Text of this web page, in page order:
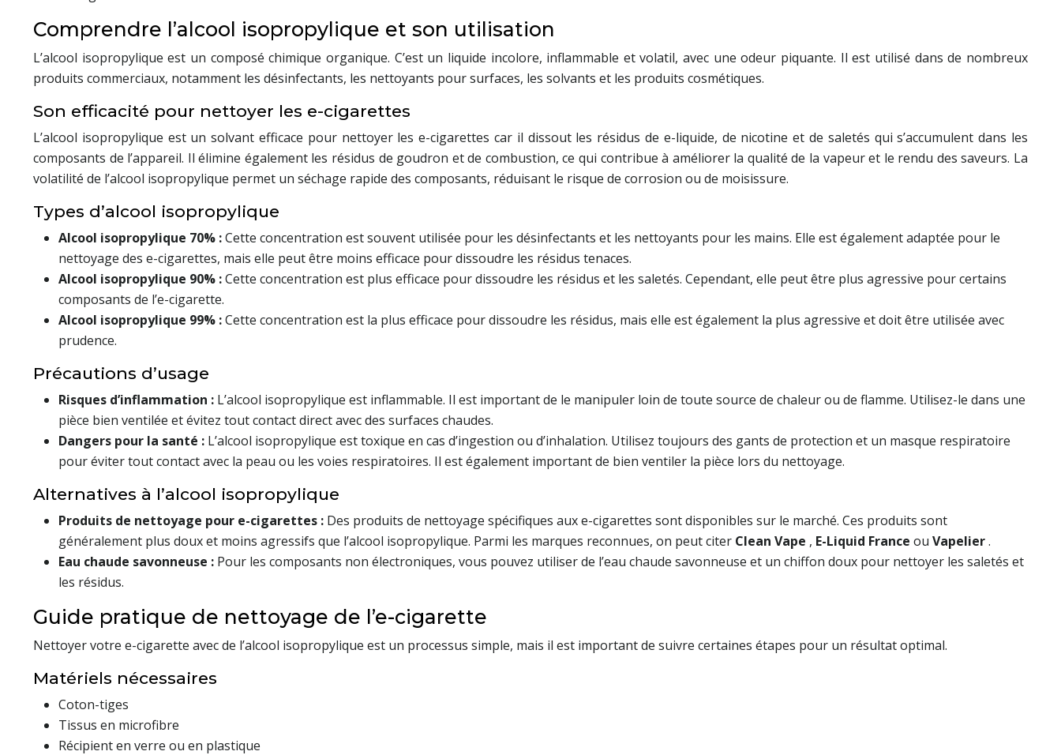
Comprendre l’alcool isopropylique et son utilisation
L’alcool isopropylique est un composé chimique organique. C’est un liquide incolore, inflammable et volatil, avec une odeur piquante. Il est utilisé dans de nombreux
produits commerciaux, notamment les désinfectants, les nettoyants pour surfaces, les solvants et les produits cosmétiques.
Son efficacité pour nettoyer les e-cigarettes
L’alcool isopropylique est un solvant efficace pour nettoyer les e-cigarettes car il dissout les résidus de e-liquide, de nicotine et de saletés qui s’accumulent dans les
composants de l’appareil. Il élimine également les résidus de goudron et de combustion, ce qui contribue à améliorer la qualité de la vapeur et le rendu des saveurs. La
volatilité de l’alcool isopropylique permet un séchage rapide des composants, réduisant le risque de corrosion ou de moisissure.
Types d’alcool isopropylique
Alcool isopropylique 70% :Cette concentration est souvent utilisée pour les désinfectants et les nettoyants pour les mains. Elle est également adaptée pour le
nettoyage des e-cigarettes, mais elle peut être moins efficace pour dissoudre les résidus tenaces.
Alcool isopropylique 90% :Cette concentration est plus efficace pour dissoudre les résidus et les saletés. Cependant, elle peut être plus agressive pour certains
composants de l’e-cigarette.
Alcool isopropylique 99% :Cette concentration est la plus efficace pour dissoudre les résidus, mais elle est également la plus agressive et doit être utilisée avec
prudence.
Précautions d’usage
Risques d’inflammation : L’alcool isopropylique est inflammable. Il est important de le manipuler loin de toute source de chaleur ou de flamme. Utilisez-le dans une
pièce bien ventilée et évitez tout contact direct avec des surfaces chaudes.
Dangers pour la santé : L’alcool isopropylique est toxique en cas d’ingestion ou d’inhalation. Utilisez toujours des gants de protection et un masque respiratoire
pour éviter tout contact avec la peau ou les voies respiratoires. Il est également important de bien ventiler la pièce lors du nettoyage.
Alternatives à l’alcool isopropylique
Produits de nettoyage pour e-cigarettes : Des produits de nettoyage spécifiques aux e-cigarettes sont disponibles sur le marché. Ces produits sont
généralement plus doux et moins agressifs que l’alcool isopropylique. Parmi les marques reconnues, on peut citer Clean Vape , E-Liquid France ou Vapelier.
Eau chaude savonneuse : Pour les composants non électroniques, vous pouvez utiliser de l’eau chaude savonneuse et un chiffon doux pour nettoyer les saletés et
les résidus.
Guide pratique de nettoyage de l’e-cigarette
Nettoyer votre e-cigarette avec de l’alcool isopropylique est un processus simple, mais il est important de suivre certaines étapes pour un résultat optimal.
Matériels nécessaires
Coton-tiges
Tissus en microfibre
Récipient en verre ou en plastique